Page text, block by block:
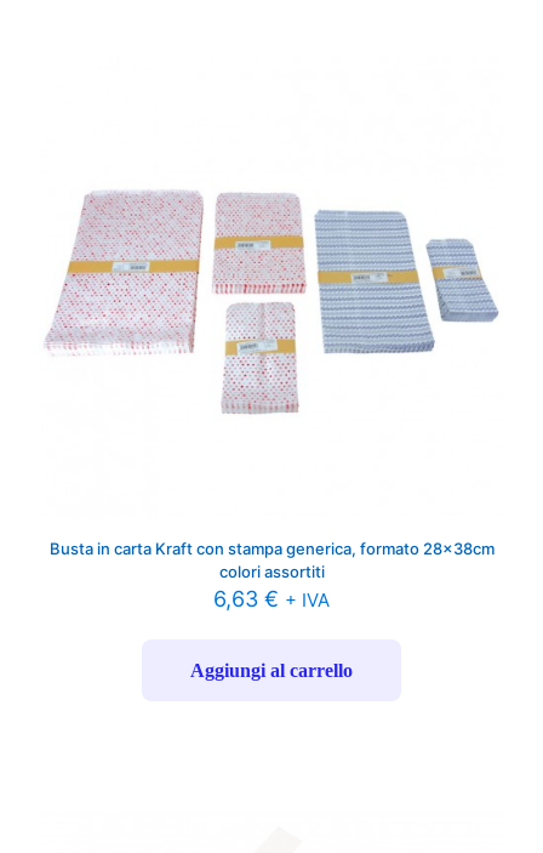
Busta in carta Kraft con stampa generica, formato 28x38cm
colori assortiti
6,63 € + IVA
Aggiungi al carrello